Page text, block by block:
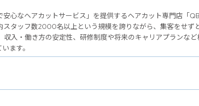
心なヘアカットサービス」を提供するヘアカット専門店「
スタッフ数2000名以上という規模を誇りながら、集客をせず
入・働き方の安定性、研修制度や将来のキャリアプランなど
ます。